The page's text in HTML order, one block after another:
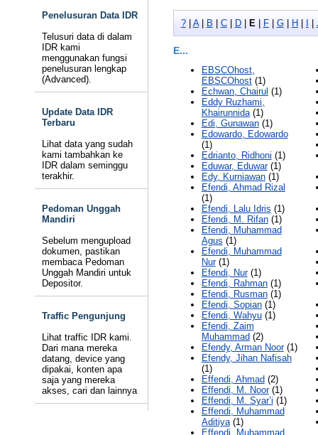
Penelusuran Data IDR
Telusuri data di dalam
IDR kami
menggunakan fungsi
penelusuran lengkap
(Advanced).
Update Data IDR
Terbaru
Lihat data yang sudah
kami tambahkan ke
IDR dalam seminggu
terakhir.
Pedoman Unggah
Mandiri
Sebelum mengupload
dokumen, pastikan
membaca Pedoman
Unggah Mandiri untuk
Depositor.
Traffic Pengunjung
Lihat traffic IDR kami.
Dari mana mereka
datang, device yang
dipakai, konten apa
saja yang mereka
akses, cari dan lainnya
?| A| B C| D| E| F| G| H
E...
EBSCOhost,
EBSCOhost(1)
Echwan, Chairul (1)
Eddy Ruzhami,
Khairunnida(1)
Edi, Gunawan(1)
Edowardo, Edowardo
(1)
Edrianto, Ridhoni (1)
Eduwar, Eduwar(1)
Edy, Kurniawan(1)
Efendi, Ahmad Rizal
(1)
Efendi, Lalu Idris (1)
Efendi, M. Rifan(1)
Efendi, Muhammad
Agus (1)
Efendi, Muhammad
Nur(1)
Efendi, Nur(1)
Efendi, Rahman(1)
Efendi, Rusman(1)
Efendi, Sopian(1)
Efendi, Wahyu(1)
Efendi, Zaim
Muhammad (2)
Efendy, Arman Noor(1)
Efendy, Jihan Nafisah
(1)
Effendi, Ahmad (2)
Effendi, M. Noor(1)
Effendi, M. Syar’i (1)
Effendi, Muhammad
Aditiya(1)
Effendi, Muhammad